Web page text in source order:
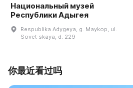
Национальный музей
Республики Адыгея
Respublika Adygeya, g. Maykop, ul.
Sovet·skaya, d. 229
你最近看过吗